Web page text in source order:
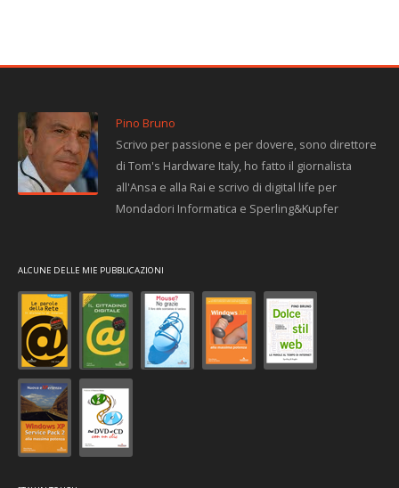
Pino Bruno
Scrivo per passione e per dovere, sono direttore
di Tom's Hardware Italy, ho fatto il giornalista
all'Ansa e alla Rai e scrivo di digital life per
Mondadori Informatica e Sperling&Kupfer
ALCUNE DELLE MIE PUBBLICAZIONI